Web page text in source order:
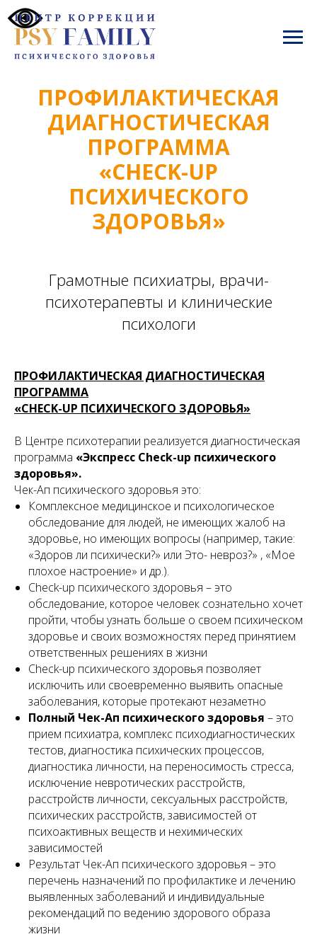
ПРОФИЛАКТИЧЕСКАЯ
ДИАГНОСТИЧЕСКАЯ
ПРОГРАММА
«СHECK-UP
ПСИХИЧЕСКОГО
ЗДОРОВЬЯ»
Грамотные психиатры, врачи-
психотерапевты и клинические
психологи
ПРОФИЛАКТИЧЕСКАЯ ДИАГНОСТИЧЕСКАЯ
ПРОГРАММА
«СHECK-UP ПСИХИЧЕСКОГО ЗДОРОВЬЯ»
В Центре психотерапии реализуется диагностическая
программа «Экспресс Сheck-up психического
здоровья».
Чек-Ап психического здоровья это:
Комплексное медицинское и психологическое
обследование для людей, не имеющих жалоб на
здоровье, но имеющих вопросы (например, такие:
«Здоров ли психически?» или Это- невроз?» , «Мое
плохое настроение» и др.).
Check-up психического здоровья – это
обследование, которое человек сознательно хочет
пройти, чтобы узнать больше о своем психическом
здоровье и своих возможностях перед принятием
ответственных решениях в жизни
Check-up психического здоровья позволяет
исключить или своевременно выявить опасные
заболевания, которые протекают незаметно
Полный Чек-Ап психического здоровья – это
прием психиатра, комплекс психодиагностических
тестов, диагностика психических процессов,
диагностика личности, на переносимость стресса,
исключение невротических расстройств,
расстройств личности, сексуальных расстройств,
психических расстройств, зависимостей от
психоактивных веществ и нехимических
зависимостей
Результат Чек-Ап психического здоровья – это
перечень назначений по профилактике и лечению
выявленных заболеваний и индивидуальные
рекомендаций по ведению здорового образа
жизни